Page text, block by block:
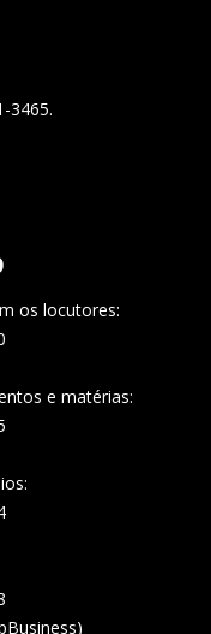
3465.
os locutores:
e matérias: